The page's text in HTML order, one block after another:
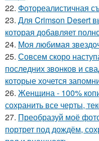
22. Фотореалистичная
23. Для Crimson Desert
которая добавляет
24. Моя любимая
25. Совсем скоро
последних звонков и
которые хочется
26. Женщина - 100%
сохранить все черты,
27. Преобразуй моё
портрет под дождём,